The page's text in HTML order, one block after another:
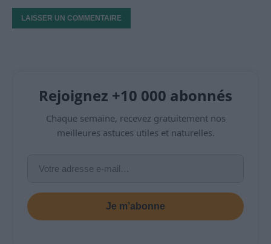
Rejoignez +10 000 abonnés
Chaque semaine, recevez gratuitement nos
meilleures astuces utiles et naturelles.
Je m’abonne